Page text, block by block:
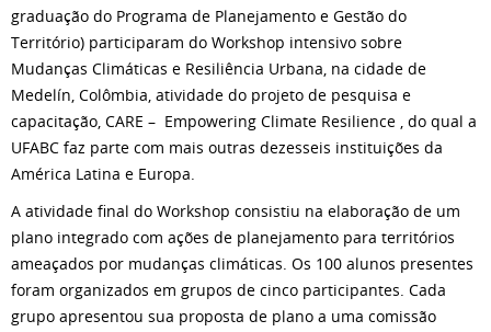
graduação do Programa de Planejamento e Gestão do
Território) participaram do Workshop intensivo sobre
Mudanças Climáticas e Resiliência Urbana, na cidade de
Medelín, Colômbia, atividade do projeto de pesquisa e
capacitação, CARE – Empowering Climate Resilience , do qual a
UFABC faz parte com mais outras dezesseis instituições da
América Latina e Europa.
A atividade final do Workshop consistiu na elaboração de um
plano integrado com ações de planejamento para territórios
ameaçados por mudanças climáticas. Os 100 alunos presentes
foram organizados em grupos de cinco participantes. Cada
grupo apresentou sua proposta de plano a uma comissão